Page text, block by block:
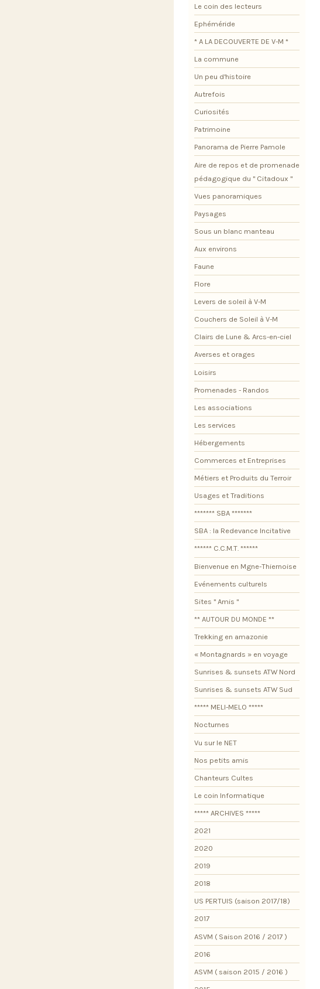
Le coin des lecteurs
Ephéméride
* A LA DECOUVERTE DE V-M *
La commune
Un peu d'histoire
Autrefois
Curiosités
Patrimoine
Panorama de Pierre Pamole
Aire de repos et de promenade
pédagogique du " Citadoux "
Vues panoramiques
Paysages
Sous un blanc manteau
Aux environs
Faune
Flore
Levers de soleil à V-M
Couchers de Soleil à V-M
Clairs de Lune & Arcs-en-ciel
Averses et orages
Loisirs
Promenades - Randos
Les associations
Les services
Hébergements
Commerces et Entreprises
Métiers et Produits du Terroir
Usages et Traditions
******* SBA *******
SBA : la Redevance Incitative
****** C.C.M.T. ******
Bienvenue en Mgne-Thiernoise
Evénements culturels
Sites " Amis "
** AUTOUR DU MONDE **
Trekking en amazonie
« Montagnards » en voyage
Sunrises & sunsets ATW Nord
Sunrises & sunsets ATW Sud
***** MELI-MELO *****
Nocturnes
Vu sur le NET
Nos petits amis
Chanteurs Cultes
Le coin Informatique
***** ARCHIVES *****
2021
2020
2019
2018
US PERTUIS (saison 2017/18)
2017
ASVM ( Saison 2016 / 2017 )
2016
ASVM ( saison 2015 / 2016 )